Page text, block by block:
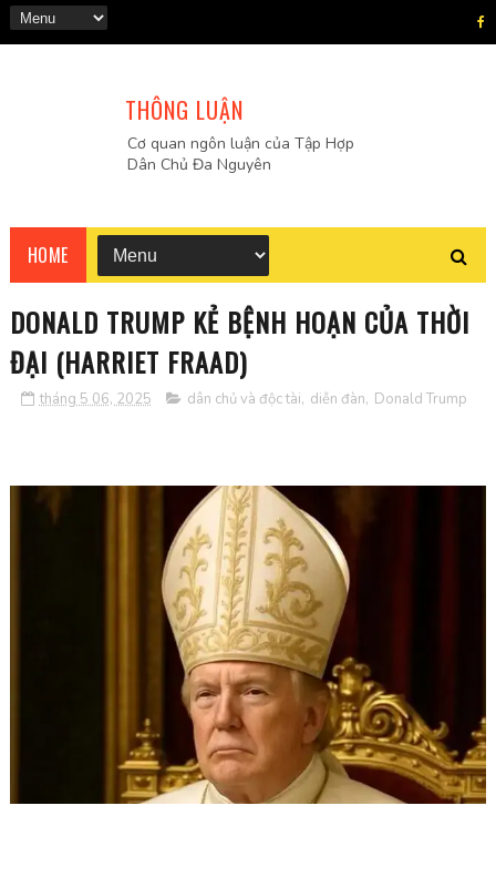
THÔNG LUẬN
Cơ quan ngôn luận của Tập Hợp
Dân Chủ Đa Nguyên
HOME
DONALD TRUMP KẺ BỆNH HOẠN CỦA THỜI
ĐẠI (HARRIET FRAAD)
tháng 5 06, 2025 dân chủ và độc tài, diễn đàn, Donald Trump